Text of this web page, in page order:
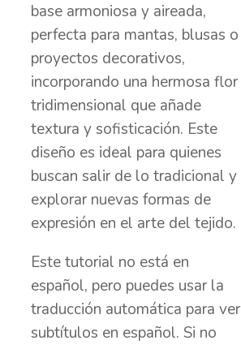
base armoniosa y aireada,
perfecta para mantas, blusas o
proyectos decorativos,
incorporando una hermosa flor
tridimensional que añade
textura y sofisticación. Este
diseño es ideal para quienes
buscan salir de lo tradicional y
explorar nuevas formas de
expresión en el arte del tejido.
Este tutorial no está en
español, pero puedes usar la
traducción automática para ver
subtítulos en español. Si no